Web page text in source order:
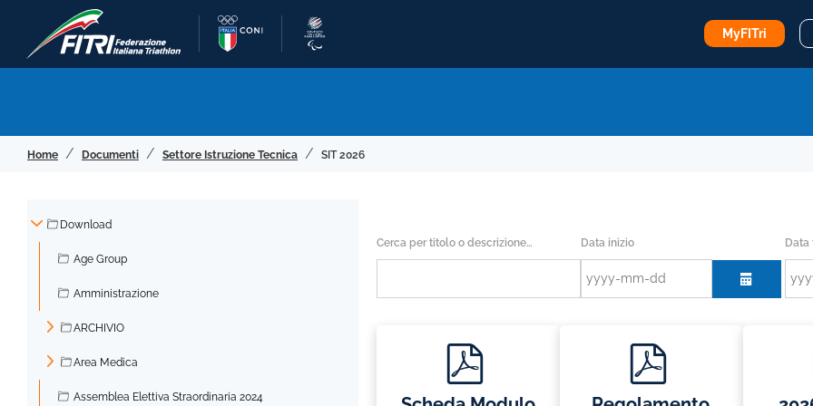
MyFITri
Home Documenti Settore Istruzione Tecnica SIT 2026
Download
Age Group
Amministrazione
►
ARCHIVIO
Area Medica
Assemblea Elettiva Straordinaria 2024
Cerca per titolo o descrizione… Data inizio
calendar
Data